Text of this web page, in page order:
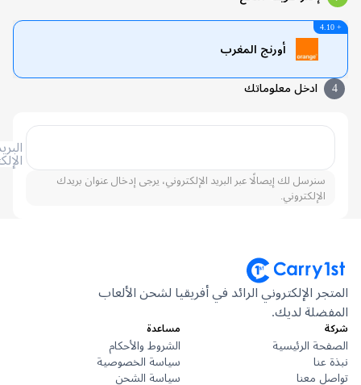
أورنج المغرب
ادخل معلوماتك
الإلكتروني
سنرسل لك إيصالًا عبر البريد الإلكتروني، يرجى إدخال عنوان بريدك
الإلكتروني.
الإلكتروني الرائد في أفريقيا لشحن الألعاب
لديك.
الرئيسية
معنا
مساعدة
الشروط والأحكام
سياسة الخصوصية
سياسة الشحن